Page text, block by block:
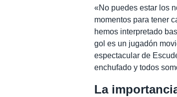
«No puedes estar los
momentos para tener
hemos interpretado
gol es un jugadón
espectacular de
enchufado y todos
La